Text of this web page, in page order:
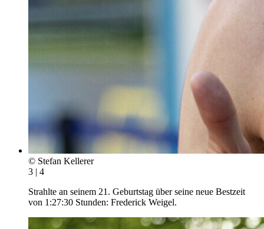
© Stefan Kellerer
3 | 4
Strahlte an seinem 21. Geburtstag über seine neue Bestzeit
von 1:27:30 Stunden: Frederick Weigel.